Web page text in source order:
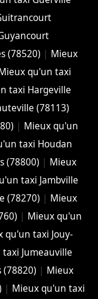
(78520) | Mieux
qu'un taxi
taxi Hargeville
(78113)
| Mieux qu'un
taxi Houdan
(78800) | Mieux
taxi Jambville
(78270) | Mieux
| Mieux qu'un
qu'un taxi Jouy-
Jumeauville
(78820) | Mieux
| Mieux qu'un taxi